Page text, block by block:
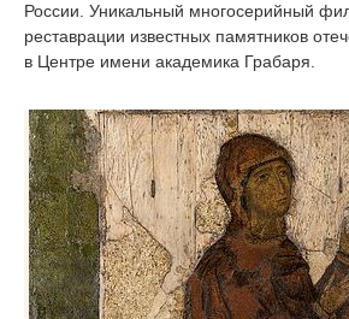
России. Уникальный многосерийный
реставрации известных памятников
в Центре имени академика Грабаря.